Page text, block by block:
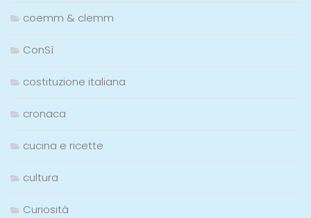
coemm & clemm
ConSì
costituzione italiana
cronaca
cucina e ricette
cultura
Curiosità